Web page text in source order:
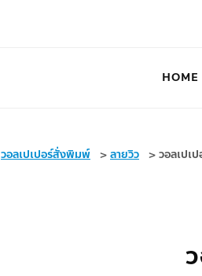
HOME
วอลเปเปอร์สั่งพิมพ์ >ลายวิว >วอลเปเ